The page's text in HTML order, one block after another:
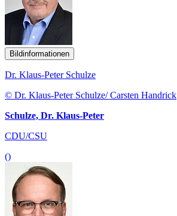
Bildinformationen
Dr. Klaus-Peter Schulze
© Dr. Klaus-Peter Schulze/ Carsten Handrick
Schulze, Dr. Klaus-Peter
CDU/CSU
()